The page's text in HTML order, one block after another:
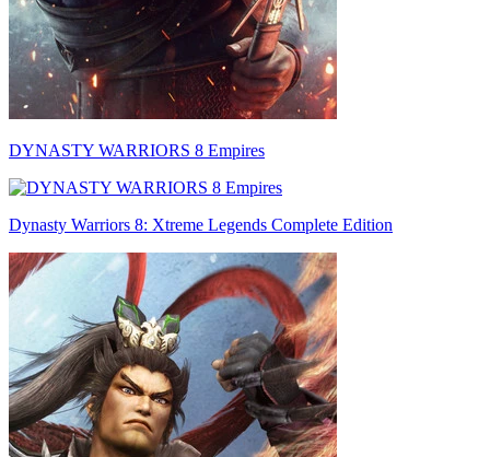
DYNASTY WARRIORS 8 Empires
Dynasty Warriors 8: Xtreme Legends Complete Edition